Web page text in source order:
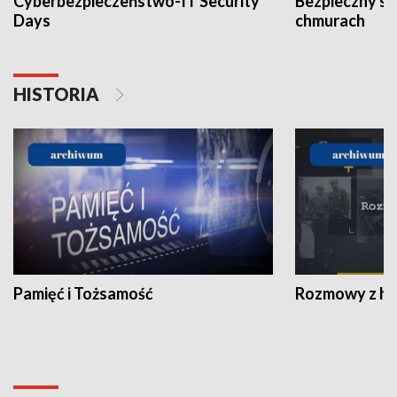
Days
chmurach
HISTORIA
Pamięć i Tożsamość Rozmowy z